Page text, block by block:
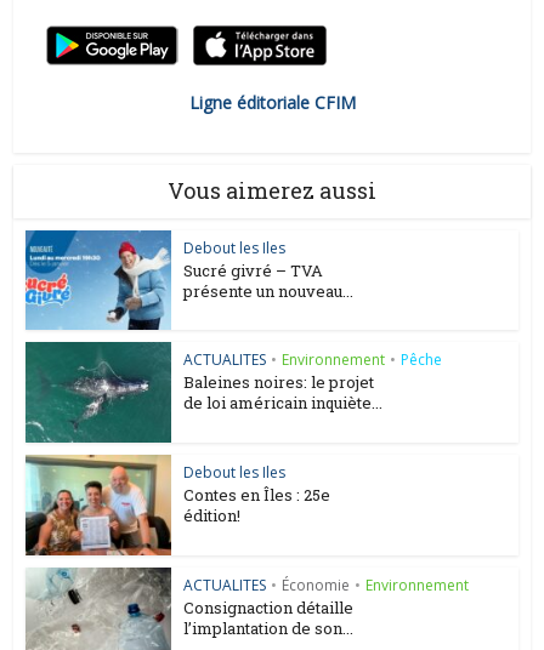
Ligne éditoriale CFIM
Vous aimerez aussi
Debout les Iles
Sucré givré – TVA
présente un nouveau...
ACTUALITES • Environnement • Pêche
Baleines noires: le projet
de loi américain inquiète...
Debout les Iles
Contes en Îles : 25e
édition!
ACTUALITES • Économie • Environnement
Consignaction détaille
l’implantation de son...